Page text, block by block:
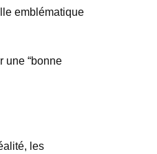
emblématique
une “bonne
les